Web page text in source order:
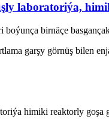
laboratoriýa,
boýunça birnäçe
garşy görnüş bilen